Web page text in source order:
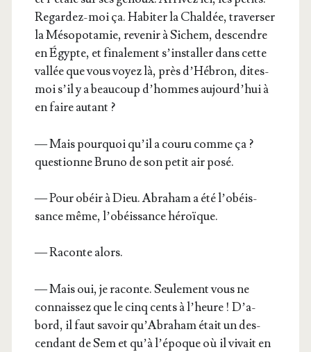
Regar­dez-moi ça. Habi­ter la Chal­dée, tra­ver­ser
la Méso­po­ta­mie, reve­nir à Sichem, des­cendre
en Égypte, et fina­le­ment s’ins­tal­ler dans cette
val­lée que vous voyez là, près d’Hé­bron, dites-
moi s’il y a beau­coup d’hommes aujourd’­hui à
en faire autant ?
— Mais pour­quoi qu’il a cou­ru comme ça ?
ques­tionne Bru­no de son petit air posé.
— Pour obéir à Dieu. Abra­ham a été l’o­béis­
sance même, l’o­béis­sance héroïque.
— Raconte alors.
— Mais oui, je raconte. Seule­ment vous ne
connais­sez que le cinq cents à l’heure ! D’a­
bord, il faut savoir qu’A­bra­ham était un des­
cen­dant de Sem et qu’à l’é­poque où il vivait en